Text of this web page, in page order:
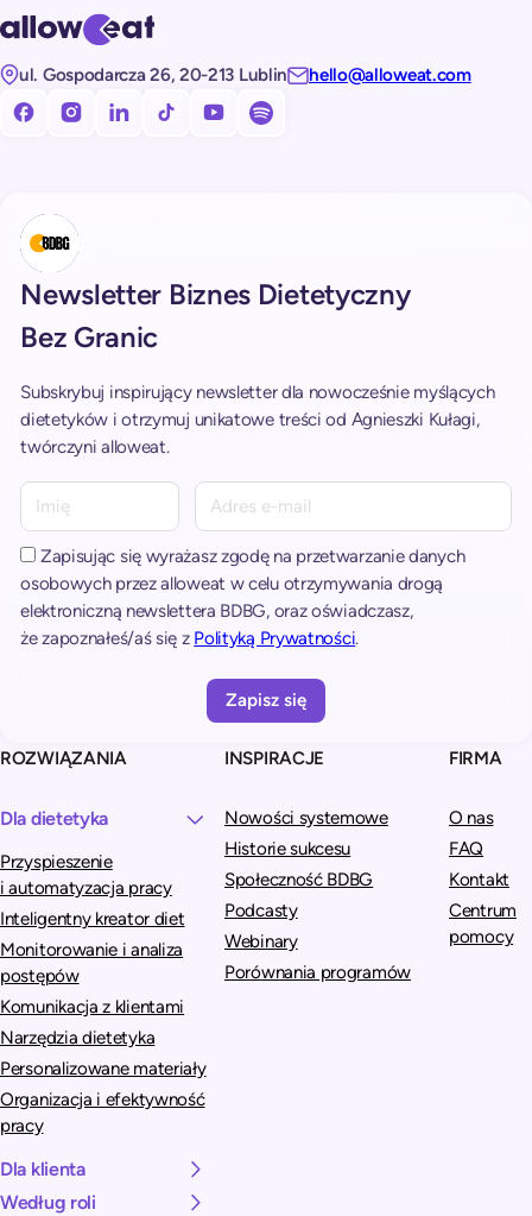
ul. Gospodarcza 26, 20-213 Lublin hello@alloweat.com
Obserwuj nas na facebooku!
Obserwuj nas na Instagramie!
Obserwuj nas na LinkedIn!
Obserwuj nas na TikToku!
Subskrybuj nasz kanał na Youtube!
Subskrybuj nasz kanał na Spotify!
ROZWIĄZANIA
Dla dietetyka
Przyspieszenie
i automatyzacja pracy
Inteligentny kreator diet
Monitorowanie i analiza
postępów
Komunikacja z klientami
Narzędzia dietetyka
Personalizowane materiały
Organizacja i efektywność
pracy
Dla klienta
Według roli
INSPIRACJE
Nowości systemowe
Historie sukcesu
Społeczność BDBG
Podcasty
Webinary
Porównania programów
FIRMA
O nas
FAQ
Kontakt
Centrum
pomocy
Newsletter Biznes Dietetyczny
Bez Granic
Subskrybuj inspirujący newsletter dla nowocześnie myślących
dietetyków i otrzymuj unikatowe treści od Agnieszki Kułagi,
twórczyni alloweat.
Zapisując się wyrażasz zgodę na przetwarzanie danych
osobowych przez alloweat w celu otrzymywania drogą
elektroniczną newslettera BDBG, oraz oświadczasz,
że zapoznałeś/aś się z Polityką Prywatności.
A
l
t
e
r
n
e